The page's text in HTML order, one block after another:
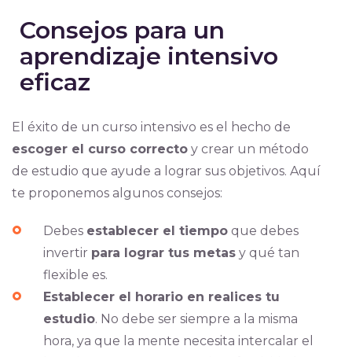
Consejos para un
aprendizaje intensivo
eficaz
El éxito de un curso intensivo es el hecho de
escoger el curso correctoy crear un método
de estudio que ayude a lograr sus objetivos. Aquí
te proponemos algunos consejos:
Debes establecer el tiempoque debes
invertir para lograr tus metasy qué tan
flexible es.
Establecer el horario en realices tu
estudio. No debe ser siempre a la misma
hora, ya que la mente necesita intercalar el